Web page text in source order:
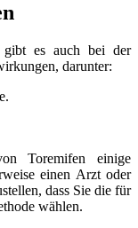
gibt es auch bei der
darunter:
Toremifen einige
einen Arzt oder
dass Sie die für
wählen.